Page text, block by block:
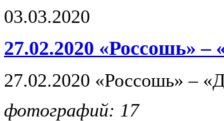
03.03.2020
27.02.2020 «Россошь»
27.02.2020 «Россошь» –
фотографий: 17